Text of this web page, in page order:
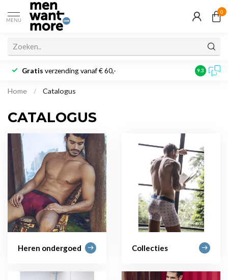
MENU
0
Gratis verzending vanaf € 60,- 9.3
Home / Catalogus
CATALOGUS
Heren ondergoed Collecties